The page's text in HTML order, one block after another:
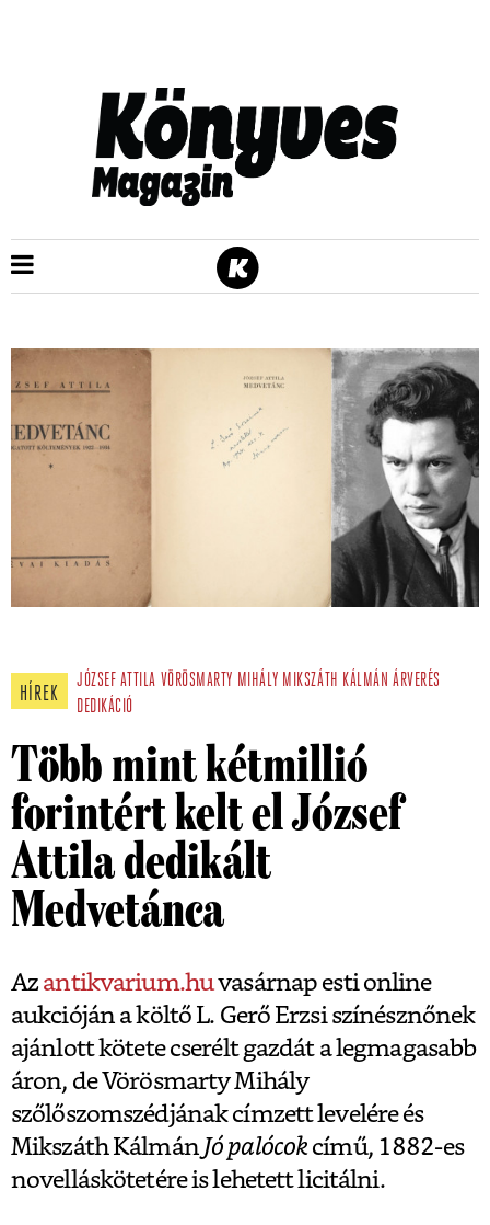
HÍREK
JÓZSEF ATTILA VÖRÖSMARTY MIHÁLY MIKSZÁTH KÁLMÁN ÁRVERÉS
DEDIKÁCIÓ
Több mint kétmillió
forintért kelt el József
Attila dedikált
Medvetánca
Azantikvarium.huvasárnap esti online
aukcióján a költő L. Gerő Erzsi színésznőnek
ajánlott kötete cserélt gazdát a legmagasabb
áron, de Vörösmarty Mihály
szőlőszomszédjának címzett levelére és
Mikszáth Kálmán Jó palócokcímű, 1882-es
novelláskötetére is lehetett licitálni.